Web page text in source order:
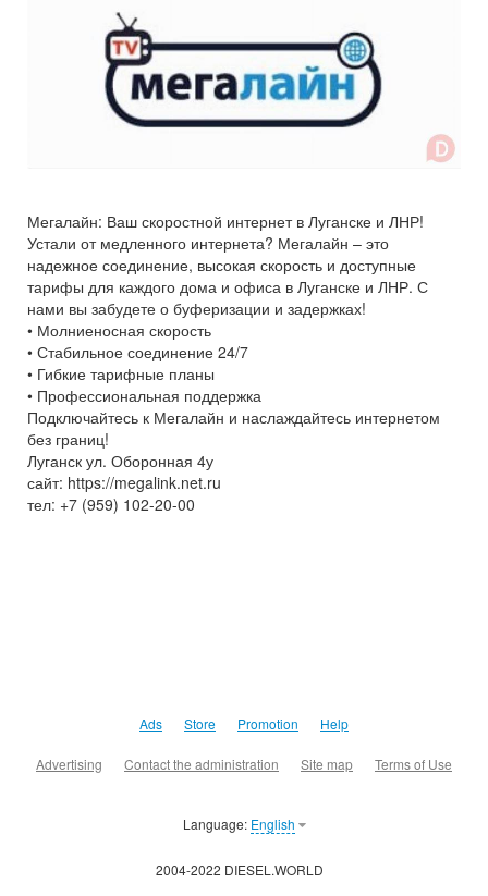
Мегалайн: Ваш скоростной интернет в Луганске и ЛНР!
Устали от медленного интернета? Мегалайн – это
надежное соединение, высокая скорость и доступные
тарифы для каждого дома и офиса в Луганске и ЛНР. С
нами вы забудете о буферизации и задержках!
• Молниеносная скорость
• Стабильное соединение 24/7
• Гибкие тарифные планы
• Профессиональная поддержка
Подключайтесь к Мегалайн и наслаждайтесь интернетом
без границ!
Луганск ул. Оборонная 4у
сайт: https://megalink.net.ru
тел: +7 (959) 102-20-00
Ads Store Promotion Help
Advertising Contact the administration Site map Terms of Use
Language: English
2004-2022 DIESEL.WORLD